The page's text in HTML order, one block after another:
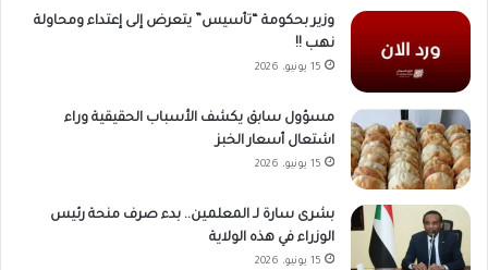
وزير بحكومة “تأسيس” يتعرض إلى إعتداء ومحاولة
نهب !!
15 يونيو، 2026
مسؤول سابق يكشف الأسباب الحقيقية وراء
اشتعال أسعار الخبز
15 يونيو، 2026
بشرى سارة لـ المعلمين.. بدء صرف منحة رئيس
الوزراء في هذه الولاية
15 يونيو، 2026